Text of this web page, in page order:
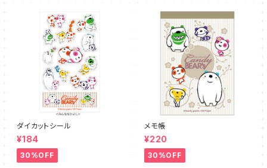
ダイカットシール
¥184
30%OFF
メモ帳
¥220
30%OFF